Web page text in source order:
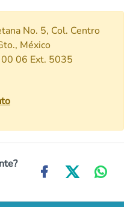
No. 5, Col. Centro
México
06 Ext. 5035